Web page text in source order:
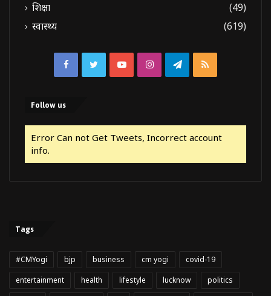
शिक्षा
(49)
स्वास्थ्य
(619)
FacebookTwitterYouTubeInstagramTelegram
RSS
Follow us
Error Can not Get Tweets, Incorrect account
info.
Tags
#CMYogi bjp business cm yogi
covid-19
entertainment
health lifestyle lucknow
politics